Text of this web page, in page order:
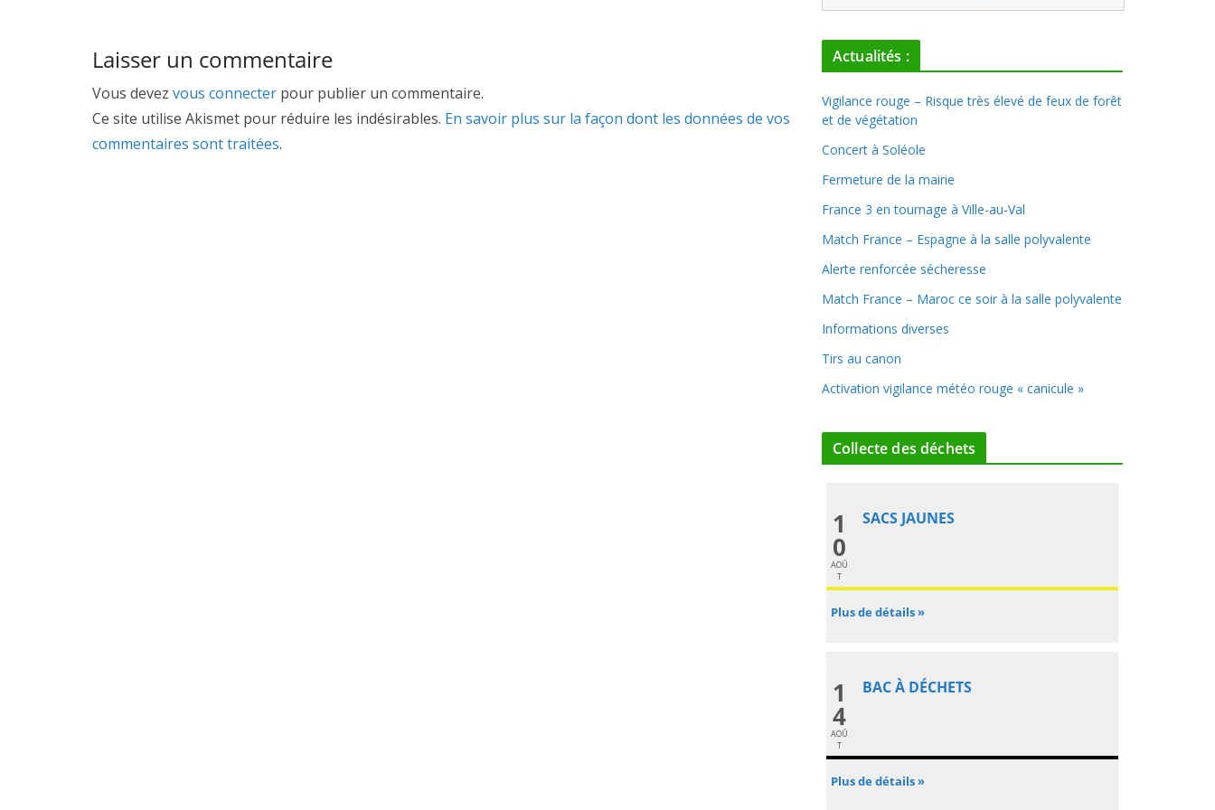
Laisser un commentaire
Vous devez vous connecter pour publier un commentaire.
Ce site utilise Akismet pour réduire les indésirables. En savoir plus sur la façon dont les données de vos
commentaires sont traitées.
Actualités :
Vigilance rouge – Risque très élevé de feux de forêt
et de végétation
Concert à Soléole
Fermeture de la mairie
France 3 en tournage à Ville-au-Val
Match France – Espagne à la salle polyvalente
Alerte renforcée sécheresse
Match France – Maroc ce soir à la salle polyvalente
Informations diverses
Tirs au canon
Activation vigilance météo rouge « canicule »
Collecte des déchets
1
0
AOÛ
T
SACS JAUNES
Plus de détails »
1
4
AOÛ
T
BAC À DÉCHETS
Plus de détails »